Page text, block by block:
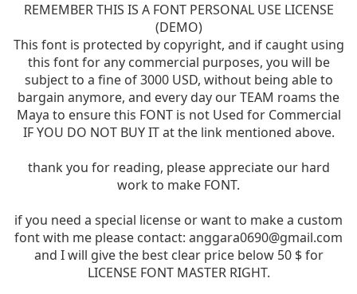
REMEMBER THIS IS A FONT PERSONAL USE LICENSE
(DEMO)
This font is protected by copyright, and if caught using
this font for any commercial purposes, you will be
subject to a fine of 3000 USD, without being able to
bargain anymore, and every day our TEAM roams the
Maya to ensure this FONT is not Used for Commercial
IF YOU DO NOT BUY IT at the link mentioned above.
thank you for reading, please appreciate our hard
work to make FONT.
if you need a special license or want to make a custom
font with me please contact: anggara0690@gmail.com
and I will give the best clear price below 50 $ for
LICENSE FONT MASTER RIGHT.